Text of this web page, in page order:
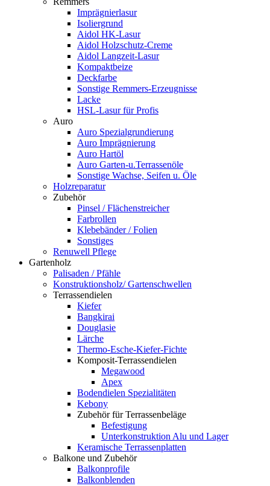
Imprägnierlasur
Isoliergrund
Aidol HK-Lasur
Aidol Holzschutz-Creme
Aidol Langzeit-Lasur
Kompaktbeize
Deckfarbe
Sonstige Remmers-Erzeugnisse
Lacke
HSL-Lasur für Profis
Auro
Auro Spezialgrundierung
Auro Imprägnierung
Auro Hartöl
Auro Garten-u.Terrassenöle
Sonstige Wachse, Seifen u. Öle
Holzreparatur
Zubehör
Pinsel / Flächenstreicher
Farbrollen
Klebebänder / Folien
Sonstiges
Renuwell Pflege
Gartenholz
Palisaden / Pfähle
Konstruktionsholz/ Gartenschwellen
Terrassendielen
Kiefer
Bangkirai
Douglasie
Lärche
Thermo-Esche-Kiefer-Fichte
Komposit-Terrassendielen
Megawood
Apex
Bodendielen Spezialitäten
Kebony
Zubehör für Terrassenbeläge
Befestigung
Unterkonstruktion Alu und Lager
Keramische Terrassenplatten
Balkone und Zubehör
Balkonprofile
Balkonblenden